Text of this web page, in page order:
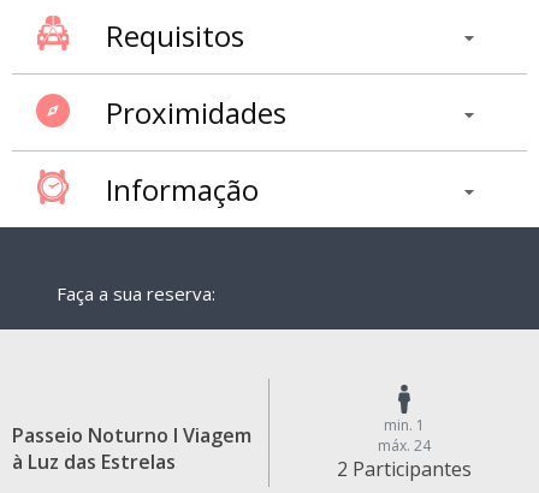
Requisitos
Proximidades
Informação
Faça a sua reserva:
Passeio Noturno I Viagem
à Luz das Estrelas
min. 1
máx. 24
2 Participantes